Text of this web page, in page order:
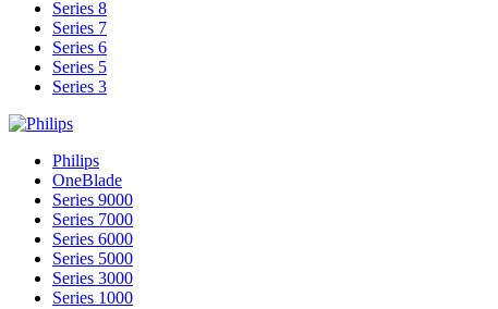
Series 8
Series 7
Series 6
Series 5
Series 3
Philips
OneBlade
Series 9000
Series 7000
Series 6000
Series 5000
Series 3000
Series 1000